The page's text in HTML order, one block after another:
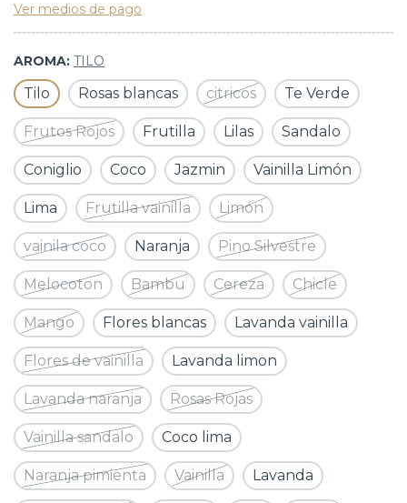
Ver medios de pago
AROMA: TILO
Tilo Rosas blancas citricos Te Verde
Frutos Rojos Frutilla Lilas Sandalo
Coniglio Coco Jazmin Vainilla Limón
Lima Frutilla vainilla Limón
vainila coco Naranja Pino Silvestre
Melocoton Bambu Cereza Chicle
Mango Flores blancas Lavanda vainilla
Flores de vainilla Lavanda limon
Lavanda naranja Rosas Rojas
Vainilla sandalo Coco lima
Naranja pimienta Vainilla Lavanda